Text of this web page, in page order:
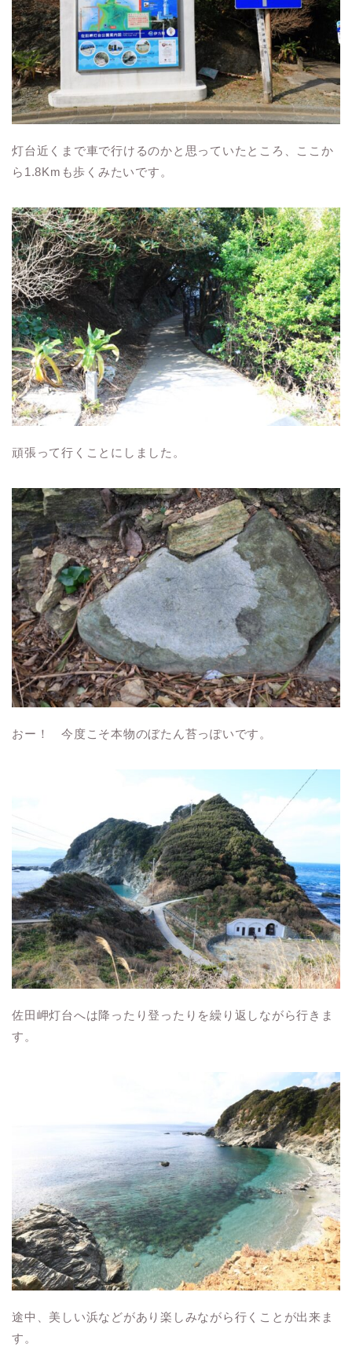
灯台近くまで車で行けるのかと思っていたところ、ここか
ら1.8Kmも歩くみたいです。
頑張って行くことにしました。
おー！ 今度こそ本物のぼたん苔っぽいです。
佐田岬灯台へは降ったり登ったりを繰り返しながら行きま
す。
途中、美しい浜などがあり楽しみながら行くことが出来ま
す。